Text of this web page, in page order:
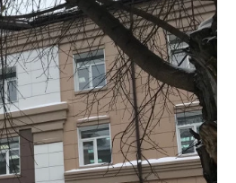
Ищем новые берега.